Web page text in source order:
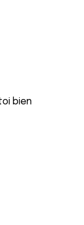
bien